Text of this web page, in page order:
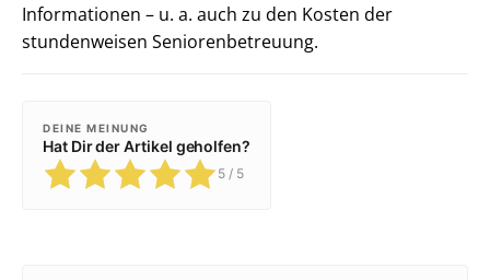
Informationen – u. a. auch zu den Kosten der
stundenweisen Seniorenbetreuung.
DEINE MEINUNG
Hat Dir der Artikel geholfen?
5 / 5